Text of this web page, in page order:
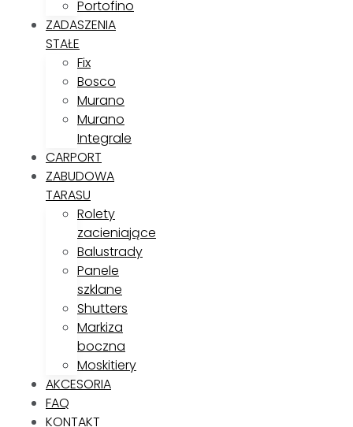
Portofino
ZADASZENIA
STAŁE
Fix
Bosco
Murano
Murano
Integrale
CARPORT
ZABUDOWA
TARASU
Rolety
zacieniające
Balustrady
Panele
szklane
Shutters
Markiza
boczna
Moskitiery
AKCESORIA
FAQ
KONTAKT